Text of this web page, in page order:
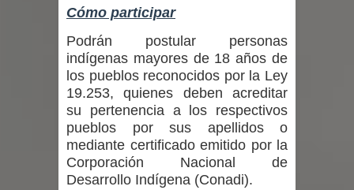
Se activa Código Azul en Talca ante
las bajas temperaturas
Cómo participar
Podrán postular personas
indígenas mayores de 18 años de
los pueblos reconocidos por la Ley
19.253, quienes deben acreditar
su pertenencia a los respectivos
pueblos por sus apellidos o
mediante certificado emitido por la
Corporación Nacional de
Desarrollo Indígena (Conadi).